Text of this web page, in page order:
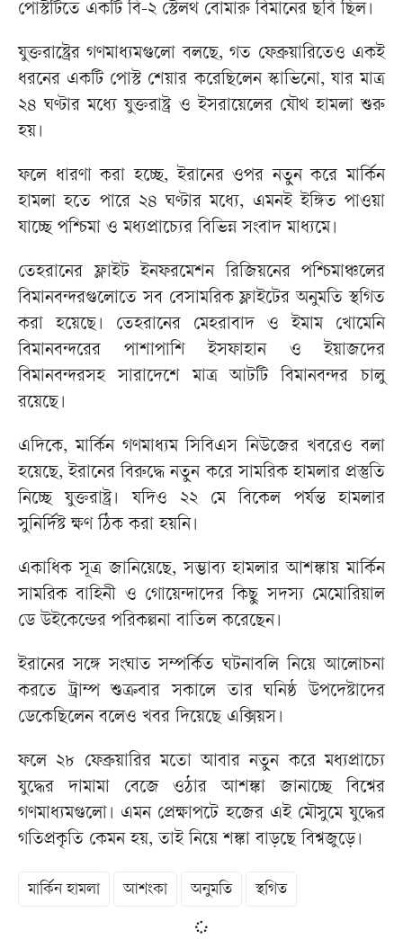
পোস্টটিতে একটি বি-২ স্টেলথ বোমারু বিমানের ছবি ছিল।
যুক্তরাষ্ট্রের গণমাধ্যমগুলো বলছে, গত ফেব্রুয়ারিতেও একই
ধরনের একটি পোস্ট শেয়ার করেছিলেন স্কাভিনো, যার মাত্র
২৪ ঘণ্টার মধ্যে যুক্তরাষ্ট্র ও ইসরায়েলের যৌথ হামলা শুরু
হয়।
ফলে ধারণা করা হচ্ছে, ইরানের ওপর নতুন করে মার্কিন
হামলা হতে পারে ২৪ ঘণ্টার মধ্যে, এমনই ইঙ্গিত পাওয়া
যাচ্ছে পশ্চিমা ও মধ্যপ্রাচ্যের বিভিন্ন সংবাদ মাধ্যমে।
তেহরানের ফ্লাইট ইনফরমেশন রিজিয়নের পশ্চিমাঞ্চলের
বিমানবন্দরগুলোতে সব বেসামরিক ফ্লাইটের অনুমতি স্থগিত
করা হয়েছে। তেহরানের মেহরাবাদ ও ইমাম খোমেনি
বিমানবন্দরের পাশাপাশি ইসফাহান ও ইয়াজদের
বিমানবন্দরসহ সারাদেশে মাত্র আটটি বিমানবন্দর চালু
রয়েছে।
এদিকে, মার্কিন গণমাধ্যম সিবিএস নিউজের খবরেও বলা
হয়েছে, ইরানের বিরুদ্ধে নতুন করে সামরিক হামলার প্রস্তুতি
নিচ্ছে যুক্তরাষ্ট্র। যদিও ২২ মে বিকেল পর্যন্ত হামলার
সুনির্দিষ্ট ক্ষণ ঠিক করা হয়নি।
একাধিক সূত্র জানিয়েছে, সম্ভাব্য হামলার আশঙ্কায় মার্কিন
সামরিক বাহিনী ও গোয়েন্দাদের কিছু সদস্য মেমোরিয়াল
ডে উইকেন্ডের পরিকল্পনা বাতিল করেছেন।
ইরানের সঙ্গে সংঘাত সম্পর্কিত ঘটনাবলি নিয়ে আলোচনা
করতে ট্রাম্প শুক্রবার সকালে তার ঘনিষ্ঠ উপদেষ্টাদের
ডেকেছিলেন বলেও খবর দিয়েছে এক্সিয়স।
ফলে ২৮ ফেব্রুয়ারির মতো আবার নতুন করে মধ্যপ্রাচ্যে
যুদ্ধের দামামা বেজে ওঠার আশঙ্কা জানাচ্ছে বিশ্বের
গণমাধ্যমগুলো। এমন প্রেক্ষাপটে হজের এই মৌসুমে যুদ্ধের
গতিপ্রকৃতি কেমন হয়, তাই নিয়ে শঙ্কা বাড়ছে বিশ্বজুড়ে।
মার্কিন হামলা আশংকা অনুমতি স্থগিত